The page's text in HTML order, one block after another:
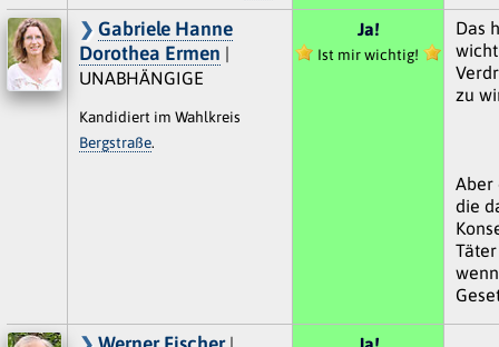
Gabriele Hanne
Dorothea Ermen |
UNABHÄNGIGE
Kandidiert im Wahlkreis
Bergstraße.
Ja!
Ist mir wichtig!
Das
zu
Aber
die